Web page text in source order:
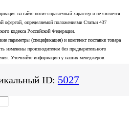
на сайте носит справочный характер и не является
офертой, определяемой положениями Статьи 437
кодекса Российской Федерации.
параметры (спецификация) и комплект поставки товара
изменены производителем без предварительного
Уточняйте информацию у наших менеджеров.
ID: 5027